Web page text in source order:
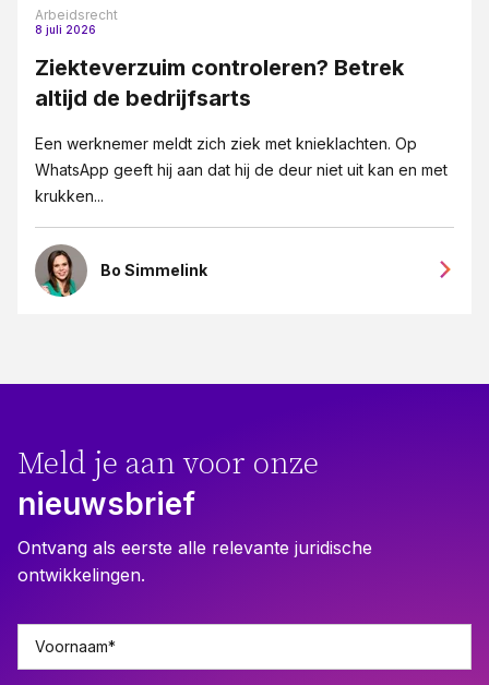
Arbeidsrecht
8 juli 2026
Ziekteverzuim controleren? Betrek
altijd de bedrijfsarts
Een werknemer meldt zich ziek met knieklachten. Op
WhatsApp geeft hij aan dat hij de deur niet uit kan en met
krukken...
Bo Simmelink
Meld je aan voor onze
nieuwsbrief
Ontvang als eerste alle relevante juridische
ontwikkelingen.
Voornaam*